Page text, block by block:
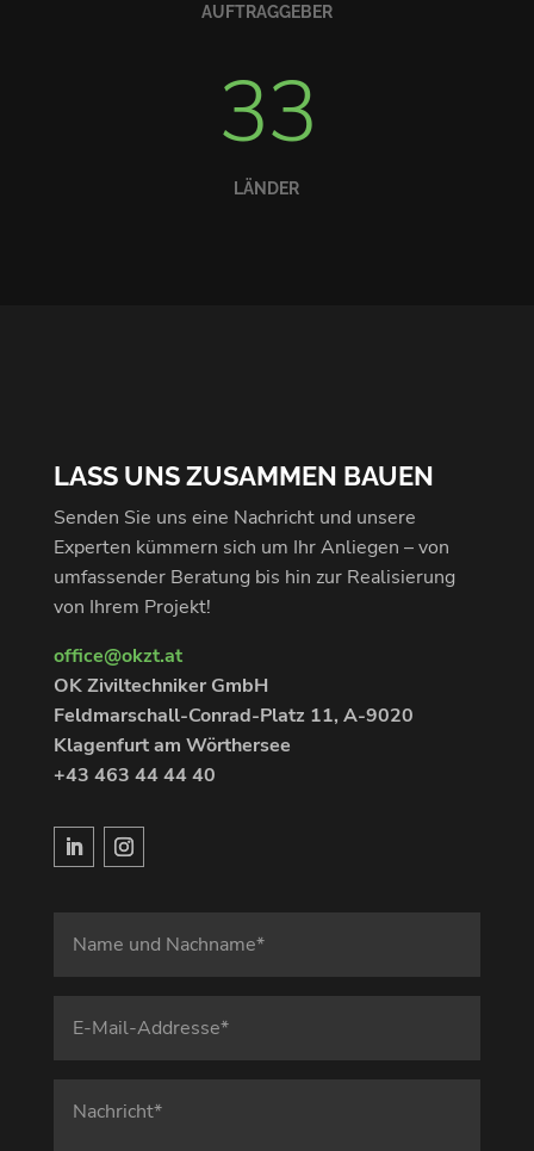
AUFTRAGGEBER
33
LÄNDER
LASS UNS ZUSAMMEN BAUEN
Senden Sie uns eine Nachricht und unsere
Experten kümmern sich um Ihr Anliegen – von
umfassender Beratung bis hin zur Realisierung
von Ihrem Projekt!
office@okzt.at
OK Ziviltechniker GmbH
Feldmarschall-Conrad-Platz 11, A-9020
Klagenfurt am Wörthersee
+43 463 44 44 40